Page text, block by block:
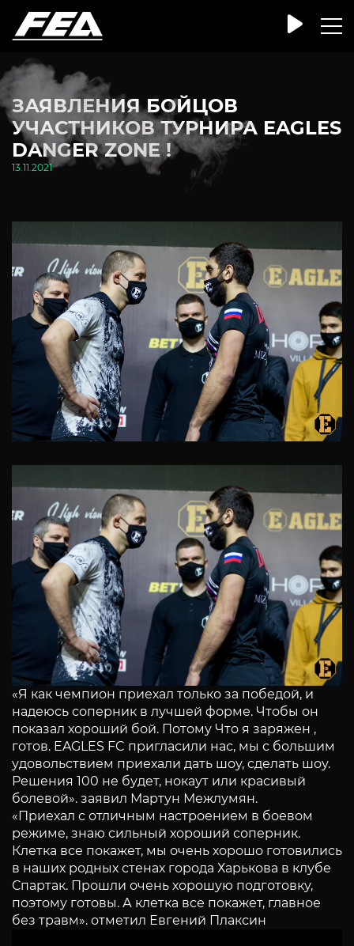
ЗАЯВЛЕНИЯ БОЙЦОВ
УЧАСТНИКОВ ТУРНИРА EAGLES
DANGER ZONE !
13.11.2021
«Я как чемпион приехал только за победой, и
надеюсь соперник в лучшей форме. Чтобы он
показал хороший бой. Потому Что я заряжен ,
готов. EAGLES FC пригласили нас, мы с большим
удовольствием приехали дать шоу, сделать шоу.
Решения 100 не будет, нокаут или красивый
болевой». заявил Мартун Межлумян.
«Приехал с отличным настроением в боевом
режиме, знаю сильный хороший соперник.
Клетка все покажет, мы очень хорошо готовились
в наших родных стенах города Харькова в клубе
Спартак. Прошли очень хорошую подготовку,
поэтому готовы. А клетка все покажет, главное
без травм». отметил Евгений Плаксин